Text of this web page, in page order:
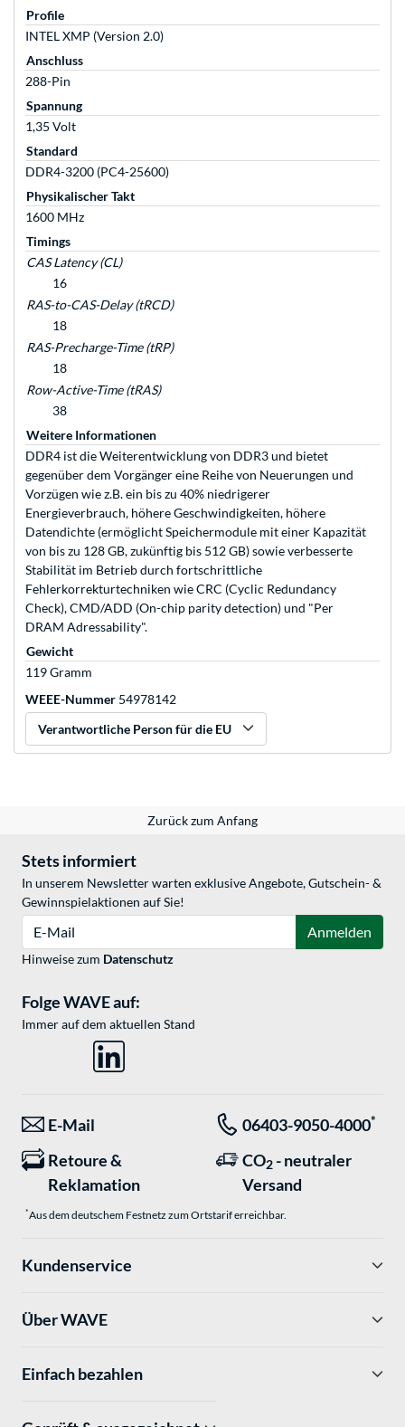
Profile
INTEL XMP (Version 2.0)
Anschluss
288-Pin
Spannung
1,35 Volt
Standard
DDR4-3200 (PC4-25600)
Physikalischer Takt
1600 MHz
Timings
CAS Latency (CL)
16
RAS-to-CAS-Delay (tRCD)
18
RAS-Precharge-Time (tRP)
18
Row-Active-Time (tRAS)
38
Weitere Informationen
DDR4 ist die Weiterentwicklung von DDR3 und bietet
gegenüber dem Vorgänger eine Reihe von Neuerungen und
Vorzügen wie z.B. ein bis zu 40% niedrigerer
Energieverbrauch, höhere Geschwindigkeiten, höhere
Datendichte (ermöglicht Speichermodule mit einer Kapazität
von bis zu 128 GB, zukünftig bis 512 GB) sowie verbesserte
Stabilität im Betrieb durch fortschrittliche
Fehlerkorrekturtechniken wie CRC (Cyclic Redundancy
Check), CMD/ADD (On-chip parity detection) und "Per
DRAM Adressability".
Gewicht
119 Gramm
WEEE-Nummer 54978142
Verantwortliche Person für die EU
Zurück zum Anfang
Stets informiert
In unserem Newsletter warten exklusive Angebote, Gutschein- &
Gewinnspielaktionen auf Sie!
Anmelden
Hinweise zum Datenschutz
Folge WAVE auf:
Immer auf dem aktuellen Stand
E-Mail 06403-9050-4000*
Retoure &
Reklamation
CO2 - neutraler
Versand
*Aus dem deutschem Festnetz zum Ortstarif erreichbar.
Kundenservice
Über WAVE
Einfach bezahlen